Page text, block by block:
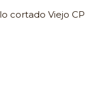
cortado Viejo CP